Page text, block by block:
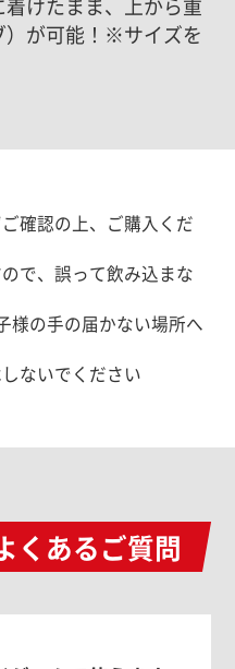
着けたまま、上から重
）が可能！※サイズを
確認の上、ご購入くだ
で、誤って飲み込まな
様の手の届かない場所へ
ないでください
くあるご質問